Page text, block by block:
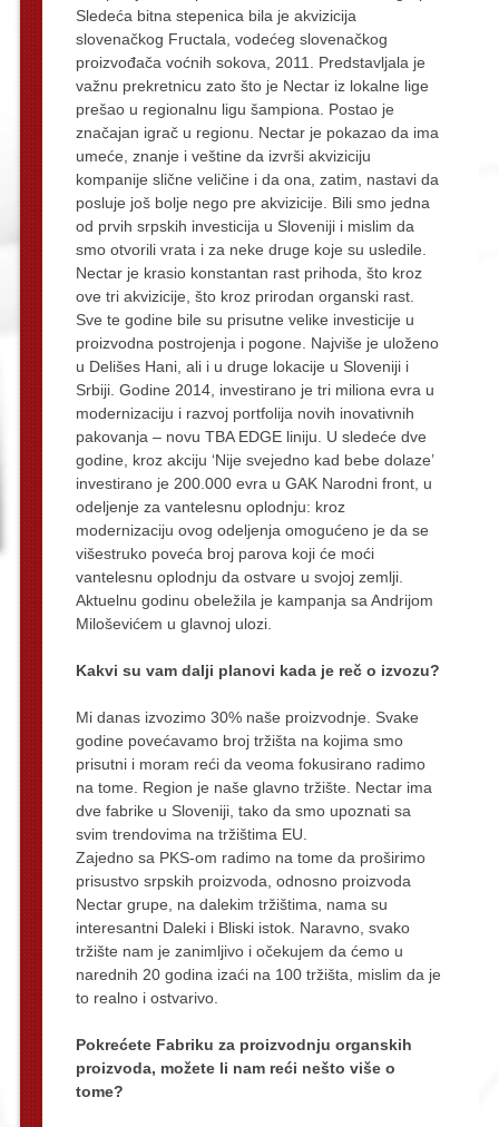
Sledeća bitna stepenica bila je akvizicija
slovenačkog Fructala, vodećeg slovenačkog
proizvođača voćnih sokova, 2011. Predstavljala je
važnu prekretnicu zato što je Nectar iz lokalne lige
prešao u regionalnu ligu šampiona. Postao je
značajan igrač u regionu. Nectar je pokazao da ima
umeće, znanje i veštine da izvrši akviziciju
kompanije slične veličine i da ona, zatim, nastavi da
posluje još bolje nego pre akvizicije. Bili smo jedna
od prvih srpskih investicija u Sloveniji i mislim da
smo otvorili vrata i za neke druge koje su usledile.
Nectar je krasio konstantan rast prihoda, što kroz
ove tri akvizicije, što kroz prirodan organski rast.
Sve te godine bile su prisutne velike investicije u
proizvodna postrojenja i pogone. Najviše je uloženo
u Delišes Hani, ali i u druge lokacije u Sloveniji i
Srbiji. Godine 2014, investirano je tri miliona evra u
modernizaciju i razvoj portfolija novih inovativnih
pakovanja – novu TBA EDGE liniju. U sledeće dve
godine, kroz akciju ‘Nije svejedno kad bebe dolaze’
investirano je 200.000 evra u GAK Narodni front, u
odeljenje za vantelesnu oplodnju: kroz
modernizaciju ovog odeljenja omogućeno je da se
višestruko poveća broj parova koji će moći
vantelesnu oplodnju da ostvare u svojoj zemlji.
Aktuelnu godinu obeležila je kampanja sa Andrijom
Miloševićem u glavnoj ulozi.
Kakvi su vam dalji planovi kada je reč o izvozu?
Mi danas izvozimo 30% naše proizvodnje. Svake
godine povećavamo broj tržišta na kojima smo
prisutni i moram reći da veoma fokusirano radimo
na tome. Region je naše glavno tržište. Nectar ima
dve fabrike u Sloveniji, tako da smo upoznati sa
svim trendovima na tržištima EU.
Zajedno sa PKS-om radimo na tome da proširimo
prisustvo srpskih proizvoda, odnosno proizvoda
Nectar grupe, na dalekim tržištima, nama su
interesantni Daleki i Bliski istok. Naravno, svako
tržište nam je zanimljivo i očekujem da ćemo u
narednih 20 godina izaći na 100 tržišta, mislim da je
to realno i ostvarivo.
Pokrećete Fabriku za proizvodnju organskih
proizvoda, možete li nam reći nešto više o
tome?